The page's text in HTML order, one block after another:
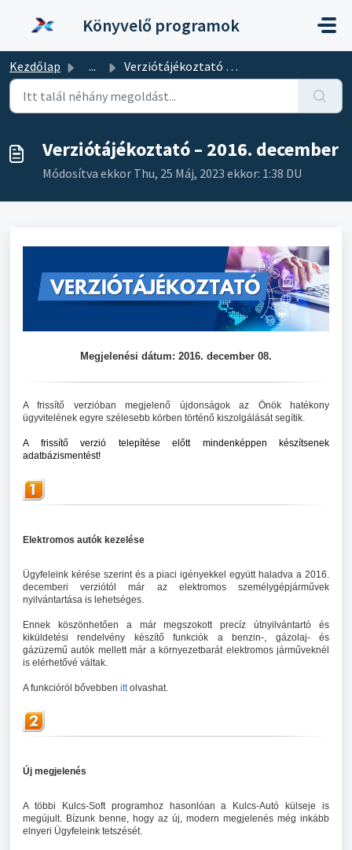
Könyvelő programok
Kezdőlap ... Verziótájékoztató – 2016. december
Verziótájékoztató – 2016. december
Módosítva ekkor Thu, 25 Máj, 2023 ekkor: 1:38 DU
Megjelenési dátum: 2016. december 08.
A frissítő verzióban megjelenő újdonságok az Önök hatékony
ügyvitelének egyre szélesebb körben történő kiszolgálását segítik.
A frissítő verzió telepítése előtt mindenképpen
készítsenek
adatbázismentést!
Elektromos autók kezelése
Ügyfeleink kérése szerint és a piaci igényekkel együtt haladva a 2016.
decemberi verziótól már az elektromos személygépjárművek
nyilvántartása is lehetséges.
Ennek köszönhetően a már megszokott precíz útnyilvántartó és
kiküldetési rendelvény készítő funkciók a benzin-, gázolaj- és
gázüzemű autók mellett már a környezetbarát elektromos járműveknél
is elérhetővé váltak.
A funkcióról bővebben itt olvashat.
Új megjelenés
A többi Kulcs-Soft programhoz hasonlóan a Kulcs-Autó külseje is
megújult. Bízunk benne, hogy az új, modern megjelenés még inkább
elnyeri Ügyfeleink tetszését.